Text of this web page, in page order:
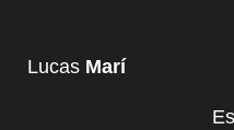
Lucas Marí